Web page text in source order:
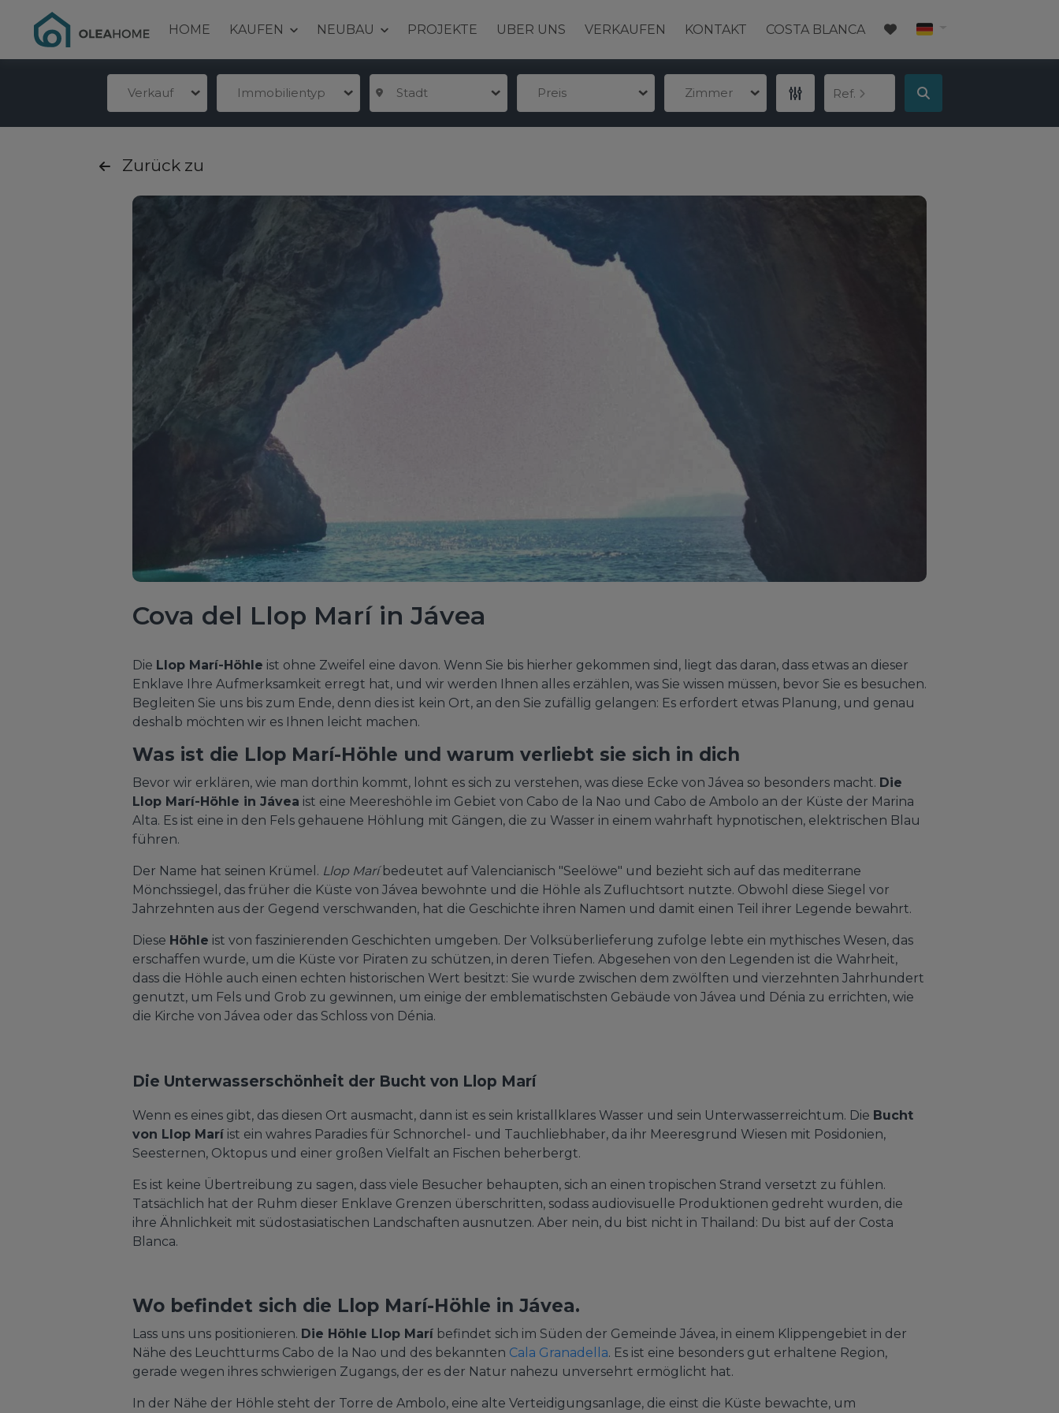
HOME KAUFEN NEUBAU PROJEKTE UBER UNS VERKAUFEN KONTAKT COSTA BLANCA
Verkauf Immobilientyp Stadt Preis Zimmer Ref.
Zurück zu
Cova del Llop Marí in Jávea
Die Llop Marí-Höhle ist ohne Zweifel eine davon. Wenn Sie bis hierher gekommen sind, liegt das daran, dass etwas an dieser
Enklave Ihre Aufmerksamkeit erregt hat, und wir werden Ihnen alles erzählen, was Sie wissen müssen, bevor Sie es besuchen.
Begleiten Sie uns bis zum Ende, denn dies ist kein Ort, an den Sie zufällig gelangen: Es erfordert etwas Planung, und genau
deshalb möchten wir es Ihnen leicht machen.
Was ist die Llop Marí-Höhle und warum verliebt sie sich in dich
Bevor wir erklären, wie man dorthin kommt, lohnt es sich zu verstehen, was diese Ecke von Jávea so besonders macht. Die
Llop Marí-Höhle in Jávea ist eine Meereshöhle im Gebiet von Cabo de la Nao und Cabo de Ambolo an der Küste der Marina
Alta. Es ist eine in den Fels gehauene Höhlung mit Gängen, die zu Wasser in einem wahrhaft hypnotischen, elektrischen Blau
führen.
Der Name hat seinen Krümel. Llop Maríbedeutet auf Valencianisch "Seelöwe" und bezieht sich auf das mediterrane
Mönchssiegel, das früher die Küste von Jávea bewohnte und die Höhle als Zufluchtsort nutzte. Obwohl diese Siegel vor
Jahrzehnten aus der Gegend verschwanden, hat die Geschichte ihren Namen und damit einen Teil ihrer Legende bewahrt.
Diese Höhle ist von faszinierenden Geschichten umgeben. Der Volksüberlieferung zufolge lebte ein mythisches Wesen, das
erschaffen wurde, um die Küste vor Piraten zu schützen, in deren Tiefen. Abgesehen von den Legenden ist die Wahrheit,
dass die Höhle auch einen echten historischen Wert besitzt: Sie wurde zwischen dem zwölften und vierzehnten Jahrhundert
genutzt, um Fels und Grob zu gewinnen, um einige der emblematischsten Gebäude von Jávea und Dénia zu errichten, wie
die Kirche von Jávea oder das Schloss von Dénia.
Die Unterwasserschönheit der Bucht von Llop Marí
Wenn es eines gibt, das diesen Ort ausmacht, dann ist es sein kristallklares Wasser und sein Unterwasserreichtum. Die Bucht
von Llop Marí ist ein wahres Paradies für Schnorchel- und Tauchliebhaber, da ihr Meeresgrund Wiesen mit Posidonien,
Seesternen, Oktopus und einer großen Vielfalt an Fischen beherbergt.
Es ist keine Übertreibung zu sagen, dass viele Besucher behaupten, sich an einen tropischen Strand versetzt zu fühlen.
Tatsächlich hat der Ruhm dieser Enklave Grenzen überschritten, sodass audiovisuelle Produktionen gedreht wurden, die
ihre Ähnlichkeit mit südostasiatischen Landschaften ausnutzen. Aber nein, du bist nicht in Thailand: Du bist auf der Costa
Blanca.
Wo befindet sich die Llop Marí-Höhle in Jávea.
Lass uns uns positionieren. Die Höhle Llop Marí befindet sich im Süden der Gemeinde Jávea, in einem Klippengebiet in der
Nähe des Leuchtturms Cabo de la Nao und des bekannten Cala Granadella. Es ist eine besonders gut erhaltene Region,
gerade wegen ihres schwierigen Zugangs, der es der Natur nahezu unversehrt ermöglicht hat.
In der Nähe der Höhle steht der Torre de Ambolo, eine alte Verteidigungsanlage, die einst die Küste bewachte, um